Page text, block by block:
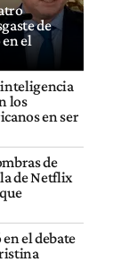
de
el
los
en ser
de
de Netflix
el debate